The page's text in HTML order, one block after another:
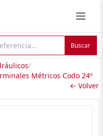
Buscar
/
Métricos Codo 24º
← Volver